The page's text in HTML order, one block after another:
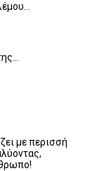
με περισσή